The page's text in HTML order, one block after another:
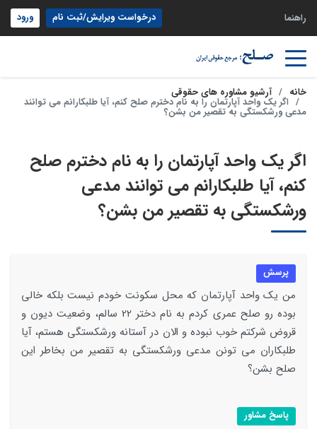
راهنما درخواست ویرایش/ثبت نام ورود
خانه آرشیو مشاوره های حقوقی
اگر یک واحد آپارتمان را به نام دخترم صلح کنم، آیا طلبکارانم می توانند
مدعی ورشکستگی به تقصیر من بشن؟
اگر یک واحد آپارتمان را به نام دخترم صلح
کنم، آیا طلبکارانم می توانند مدعی
ورشکستگی به تقصیر من بشن؟
پرسش
من یک واحد آپارتمان که محل سکونت خودم نیست بلکه خالی
بوده رو صلح عمری کردم به نام دختر 22 سالم، وضعیت دیون و
قروض شرکتم خوب نبوده و الان در آستانه ورشکستگی هستم، آیا
طلبکاران می تونن مدعی ورشکستگی به تقصیر من بخاطر این
صلح بشن؟
پاسخ مشاور